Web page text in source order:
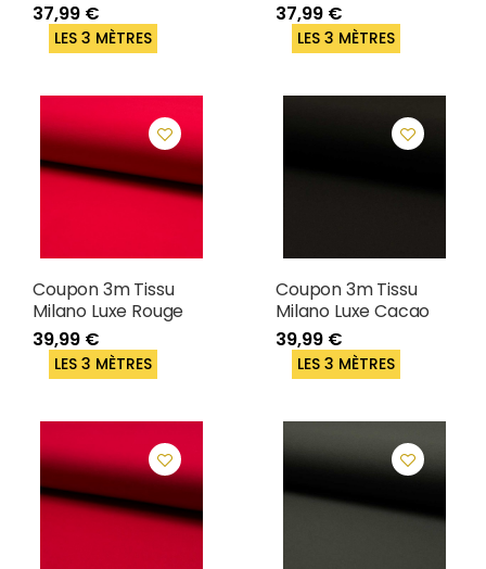
37,99 €
LES 3 MÈTRES
37,99 €
LES 3 MÈTRES
Coupon 3m Tissu
Milano Luxe Rouge
39,99 €
LES 3 MÈTRES
Coupon 3m Tissu
Milano Luxe Cacao
39,99 €
LES 3 MÈTRES